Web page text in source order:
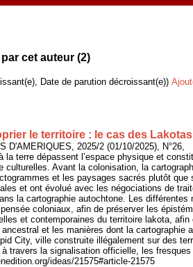
cet auteur (2)
Date de parution décroissant(e))
le territoire : le cas des
D'AMERIQUES, 2025/2 (01/10/2025), N°26,
la terre dépassent l’espace physique et
culturelles. Avant la colonisation, la
et les paysages sacrés plutôt
et ont évolué avec les négociations de
la cartographie autochtone. Les différentes
coloniaux, afin de préserver les
et contemporaines du territoire lakota,
et les manières dont la cartographie
City, ville construite illégalement sur des
travers la signalisation officielle, les
ideas/21575#article-21575